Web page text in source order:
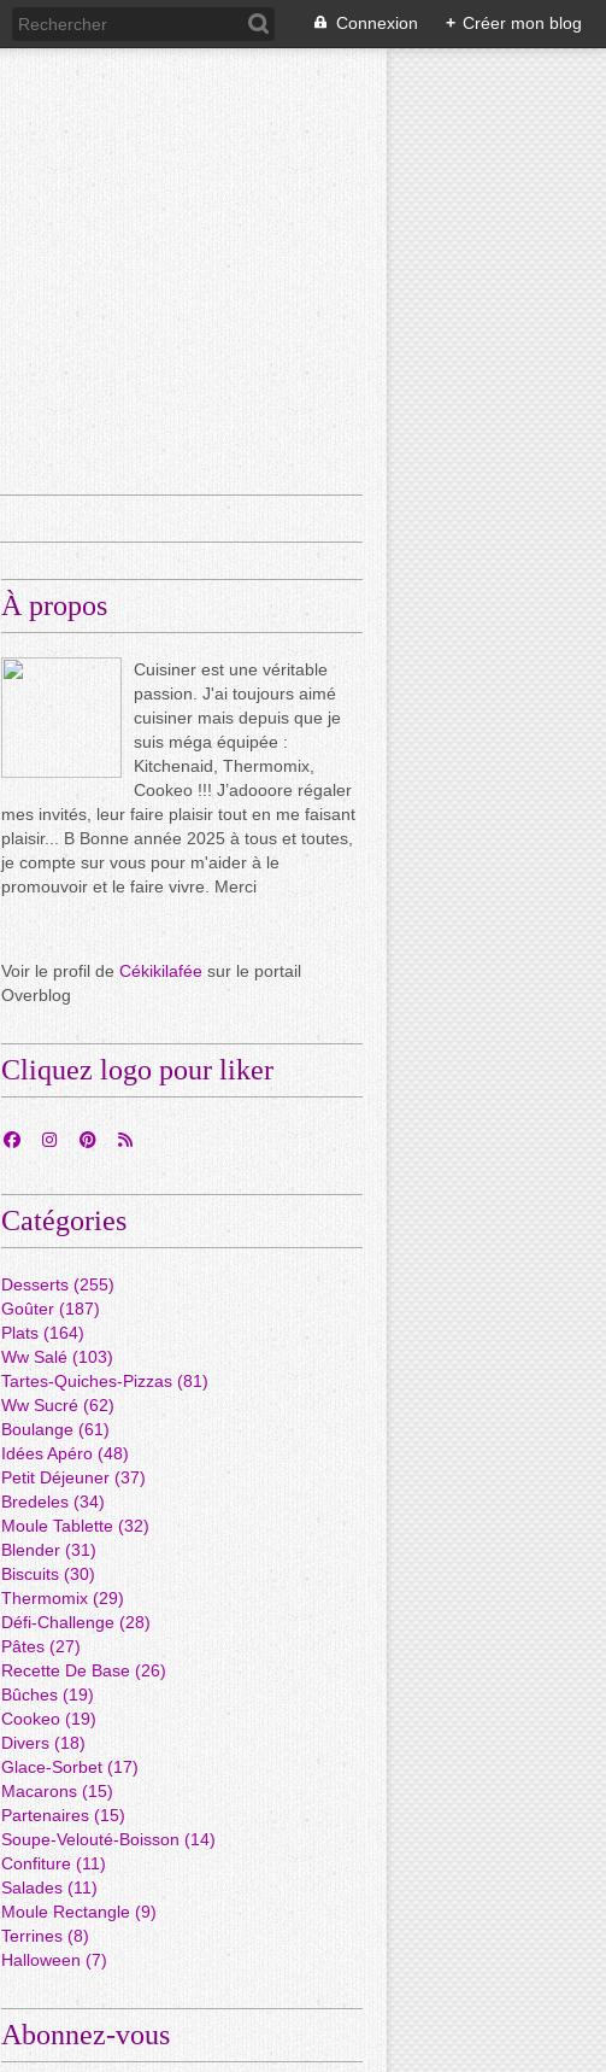
Connexion + Créer mon blog
À propos
Cuisiner est une véritable
passion. J'ai toujours aimé
cuisiner mais depuis que je
suis méga équipée :
Kitchenaid, Thermomix,
Cookeo !!! J’adooore régaler
mes invités, leur faire plaisir tout en me faisant
plaisir... B Bonne année 2025 à tous et toutes,
je compte sur vous pour m'aider à le
promouvoir et le faire vivre. Merci
Voir le profil de Cékikilafée sur le portail
Overblog
Cliquez logo pour liker
Catégories
Desserts (255)
Goûter (187)
Plats (164)
Ww Salé (103)
Tartes-Quiches-Pizzas (81)
Ww Sucré (62)
Boulange (61)
Idées Apéro (48)
Petit Déjeuner (37)
Bredeles (34)
Moule Tablette (32)
Blender (31)
Biscuits (30)
Thermomix (29)
Défi-Challenge (28)
Pâtes (27)
Recette De Base (26)
Bûches (19)
Cookeo (19)
Divers (18)
Glace-Sorbet(17)
Macarons (15)
Partenaires (15)
Soupe-Velouté-Boisson (14)
Confiture (11)
Salades (11)
Moule Rectangle (9)
Terrines (8)
Halloween (7)
Abonnez-vous